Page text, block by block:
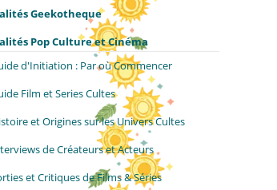
Geekotheque
Pop Culture et Cinéma
d'Initiation : Par où Commencer
Film et Series Cultes
et Origines sur les Univers Cultes
de Créateurs et Acteurs
et Critiques de Films & Séries